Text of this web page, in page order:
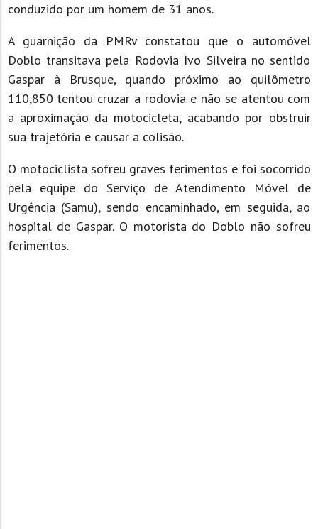
conduzido por um homem de 31 anos.
A guarnição da PMRv constatou que o automóvel
Doblo transitava pela Rodovia Ivo Silveira no sentido
Gaspar à Brusque, quando próximo ao quilômetro
110,850 tentou cruzar a rodovia e não se atentou com
a aproximação da motocicleta, acabando por obstruir
sua trajetória e causar a colisão.
O motociclista sofreu graves ferimentos e foi socorrido
pela equipe do Serviço de Atendimento Móvel de
Urgência (Samu), sendo encaminhado, em seguida, ao
hospital de Gaspar. O motorista do Doblo não sofreu
ferimentos.